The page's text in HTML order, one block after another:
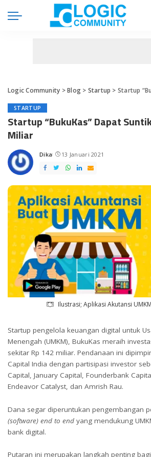
Logic Community >Blog> Startup > Startup
STARTUP
Startup “BukuKas” Dapat
Miliar
Posted
by
Dika 13 Januari 2021
Ilustrasi; Aplikasi Akutansi
Startup pengelola keuangan digital untuk
Menengah (UMKM), BukuKas meraih
sekitar Rp 142 miliar. Pendanaan ini
Capital India dengan partisipasi investor
Capital, January Capital, Founderbank
Endeavor Catalyst, dan Amrish Rau.
Dana segar diperuntukan pengembangan
(software) end to end yang mendukung
bank digital.
Putaran ini merupakan langkah penting